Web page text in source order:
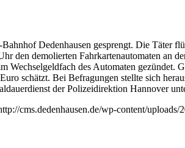
Dedenhausen gesprengt. Die Täter
den demolierten Fahrkartenautomaten an
Wechselgeldfach des Automaten
schätzt. Bei Befragungen stellte sich
der Polizeidirektion Hannover
cms.dedenhausen.de/wp-content/uploads/